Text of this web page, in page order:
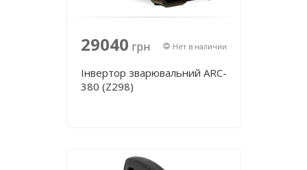
29040 грн Нет в наличии
Інвертор зварювальний ARC-
380 (Z298)